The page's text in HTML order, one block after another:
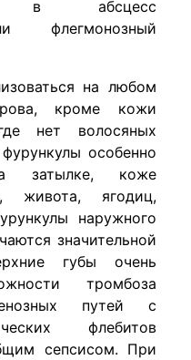
в абсцесс
флегмонозный
на любом
кроме кожи
нет волосяных
особенно
затылке, коже
живота, ягодиц,
наружного
значительной
губы очень
тромбоза
путей с
флебитов
сепсисом. При